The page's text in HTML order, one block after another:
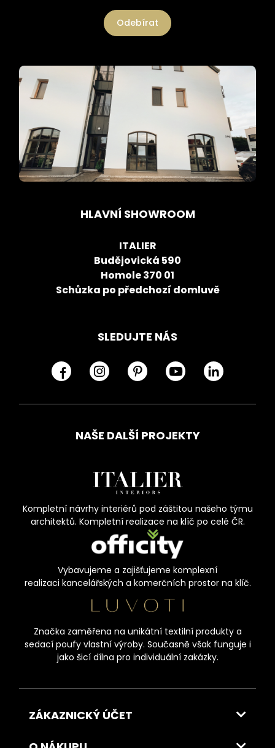
Odebírat
HLAVNÍ SHOWROOM
ITALIER
Budějovická 590
Homole 370 01
Schůzka po předchozí domluvě
SLEDUJTE NÁS
NAŠE DALŠÍ PROJEKTY
Kompletní návrhy interiérů pod záštitou našeho týmu
architektů. Kompletní realizace na klíč po celé ČR.
Vybavujeme a zajišťujeme komplexní
realizaci kancelářských a komerčních prostor na klíč.
Značka zaměřena na unikátní textilní produkty a
sedací poufy vlastní výroby. Současně však funguje i
jako šicí dílna pro individuální zakázky.
ZÁKAZNICKÝ ÚČET